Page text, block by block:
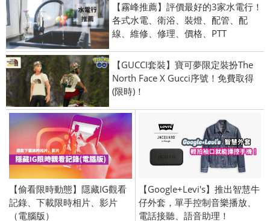
【霧峰推薦】評價最好的3家水電行！
各式水電、衛浴、裝燈、配管、配
線、維修、修理、價格、PTT
【GUCCI套裝】寶可夢限定裝扮The
North Face X Gucci序號！免費取得
(限時)！
【偷看限時動態】隱藏IG觀看
記錄、下載限時相片、影片
（電腦版）
【Google+Levi's】推出智慧牛
仔外套，單手控制音樂播放、
電話接聽、語音助理！